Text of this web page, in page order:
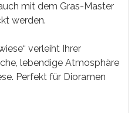
mit dem Gras-Master
werden.
verleiht Ihrer
lebendige Atmosphäre
Perfekt für Dioramen